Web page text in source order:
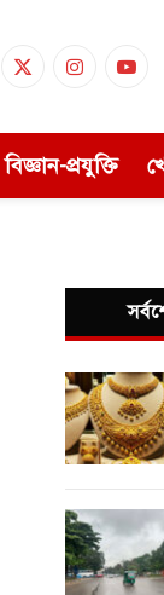
X
Instagram
বিজ্ঞান-প্রযুক্তি